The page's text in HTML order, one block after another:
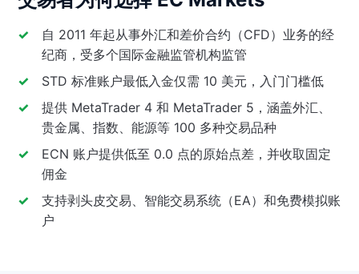
自 2011 年起从事外汇和差价合约（CFD）业务的经
纪商，受多个国际金融监管机构监管
STD 标准账户最低入金仅需 10 美元，入门门槛低
提供 MetaTrader 4 和 MetaTrader 5，涵盖外汇、
贵金属、指数、能源等 100 多种交易品种
ECN 账户提供低至 0.0 点的原始点差，并收取固定
佣金
支持剥头皮交易、智能交易系统（EA）和免费模拟账
户